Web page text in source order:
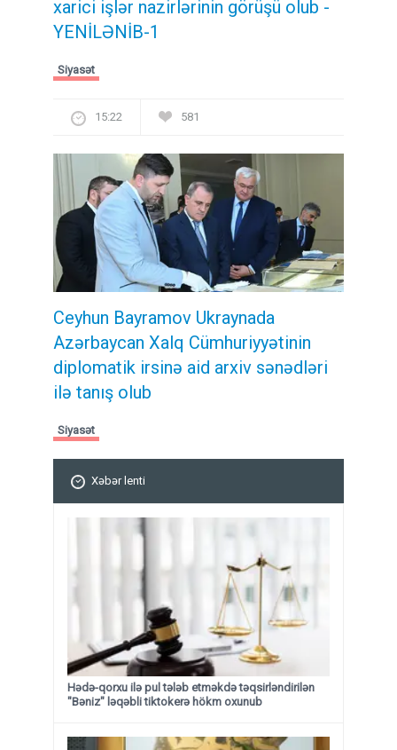
xarici işlər nazirlərinin görüşü olub -
YENİLƏNİB-1
Siyasət
15:22 581
Ceyhun Bayramov Ukraynada
Azərbaycan Xalq Cümhuriyyətinin
diplomatik irsinə aid arxiv sənədləri
ilə tanış olub
Siyasət
Xəbər lenti
Hədə-qorxu ilə pul tələb etməkdə təqsirləndirilən
"Bəniz" ləqəbli tiktokerə hökm oxunub